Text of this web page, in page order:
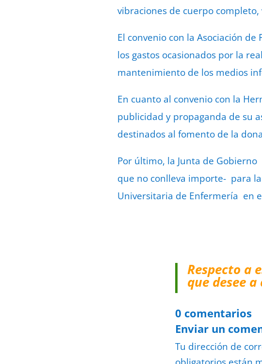
vibraciones de cuerpo
El convenio con la Asociación
los gastos ocasionados por la
mantenimiento de los medios
En cuanto al convenio con la
publicidad y propaganda de su
destinados al fomento de la
Por último, la Junta de
que no conlleva importe- para
Universitaria de Enfermería en
Respecto a
que desee
0 comentarios
Enviar un
Tu dirección de